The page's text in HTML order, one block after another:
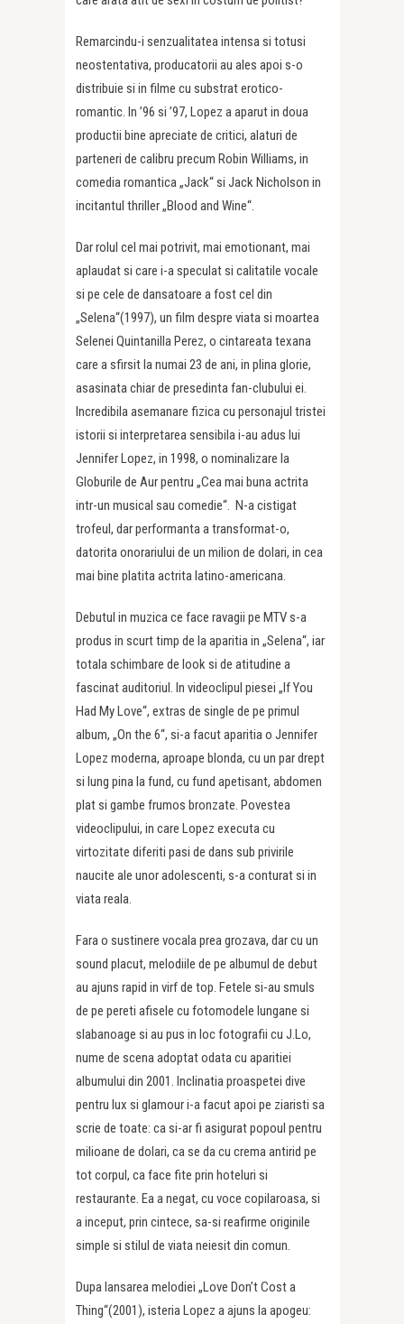
Remarcindu-i senzualitatea intensa si totusi
neostentativa, producatorii au ales apoi s-o
distribuie si in filme cu substrat erotico-
romantic. In ’96 si ’97, Lopez a aparut in doua
productii bine apreciate de critici, alaturi de
parteneri de calibru precum Robin Williams, in
comedia romantica „Jack“ si Jack Nicholson in
incitantul thriller „Blood and Wine“.
Dar rolul cel mai potrivit, mai emotionant, mai
aplaudat si care i-a speculat si calitatile vocale
si pe cele de dansatoare a fost cel din
„Selena“(1997), un film despre viata si moartea
Selenei Quintanilla Perez, o cintareata texana
care a sfirsit la numai 23 de ani, in plina glorie,
asasinata chiar de presedinta fan-clubului ei.
Incredibila asemanare fizica cu personajul tristei
istorii si interpretarea sensibila i-au adus lui
Jennifer Lopez, in 1998, o nominalizare la
Globurile de Aur pentru „Cea mai buna actrita
intr-un musical sau comedie“. N-a cistigat
trofeul, dar performanta a transformat-o,
datorita onorariului de un milion de dolari, in cea
mai bine platita actrita latino-americana.
Debutul in muzica ce face ravagii pe MTV s-a
produs in scurt timp de la aparitia in „Selena“, iar
totala schimbare de look si de atitudine a
fascinat auditoriul. In videoclipul piesei „If You
Had My Love“, extras de single de pe primul
album, „On the 6“, si-a facut aparitia o Jennifer
Lopez moderna, aproape blonda, cu un par drept
si lung pina la fund, cu fund apetisant, abdomen
plat si gambe frumos bronzate. Povestea
videoclipului, in care Lopez executa cu
virtozitate diferiti pasi de dans sub privirile
naucite ale unor adolescenti, s-a conturat si in
viata reala.
Fara o sustinere vocala prea grozava, dar cu un
sound placut, melodiile de pe albumul de debut
au ajuns rapid in virf de top. Fetele si-au smuls
de pe pereti afisele cu fotomodele lungane si
slabanoage si au pus in loc fotografii cu J.Lo,
nume de scena adoptat odata cu aparitiei
albumului din 2001. Inclinatia proaspetei dive
pentru lux si glamour i-a facut apoi pe ziaristi sa
scrie de toate: ca si-ar fi asigurat popoul pentru
milioane de dolari, ca se da cu crema antirid pe
tot corpul, ca face fite prin hoteluri si
restaurante. Ea a negat, cu voce copilaroasa, si
a inceput, prin cintece, sa-si reafirme originile
simple si stilul de viata neiesit din comun.
Dupa lansarea melodiei „Love Don’t Cost a
Thing“(2001), isteria Lopez a ajuns la apogeu: